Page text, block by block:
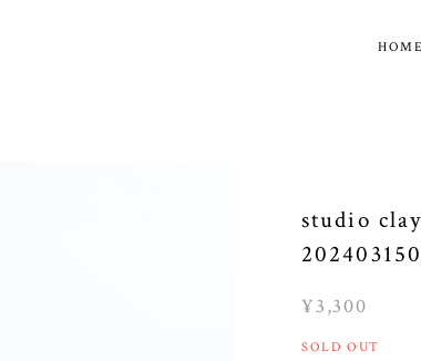
HOME
studio
¥3,300
SOLD OUT